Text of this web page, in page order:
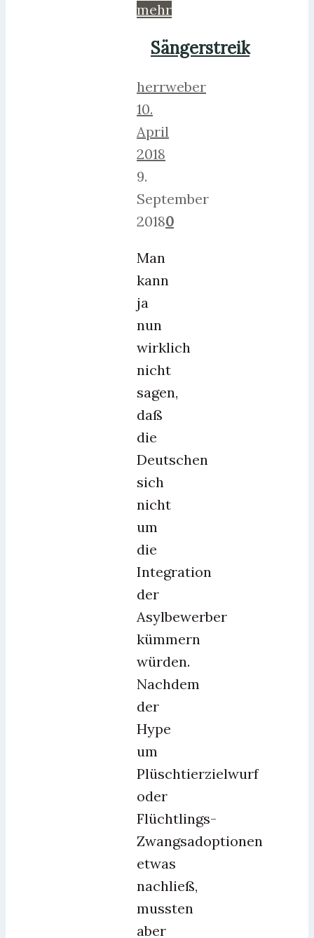
mehr
Sängerstreik
herrweber
10.
April
2018
9.
September
20180
Man
kann
ja
nun
wirklich
nicht
sagen,
daß
die
Deutschen
sich
nicht
um
die
Integration
der
Asylbewerber
kümmern
würden.
Nachdem
der
Hype
um
Plüschtierzielwurf
oder
Flüchtlings-
Zwangsadoptionen
etwas
nachließ,
mussten
aber